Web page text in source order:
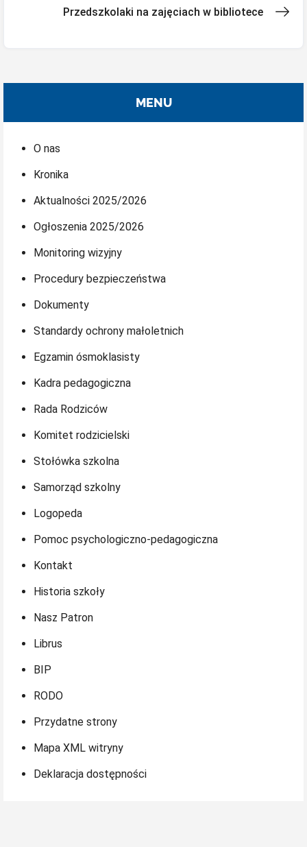
wpisu
Przedszkolaki na zajęciach w bibliotece
MENU
O nas
Kronika
Aktualności 2025/2026
Ogłoszenia 2025/2026
Monitoring wizyjny
Procedury bezpieczeństwa
Dokumenty
Standardy ochrony małoletnich
Egzamin ósmoklasisty
Kadra pedagogiczna
Rada Rodziców
Komitet rodzicielski
Stołówka szkolna
Samorząd szkolny
Logopeda
Pomoc psychologiczno-pedagogiczna
Kontakt
Historia szkoły
Nasz Patron
Librus
BIP
RODO
Przydatne strony
Mapa XML witryny
Deklaracja dostępności